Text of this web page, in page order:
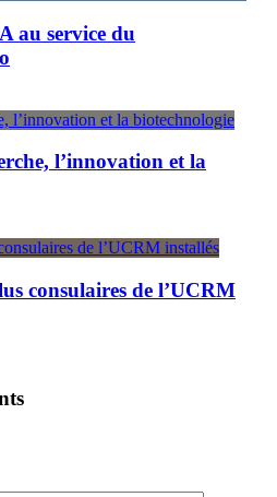
au service du
l’innovation et la
consulaires de l’UCRM